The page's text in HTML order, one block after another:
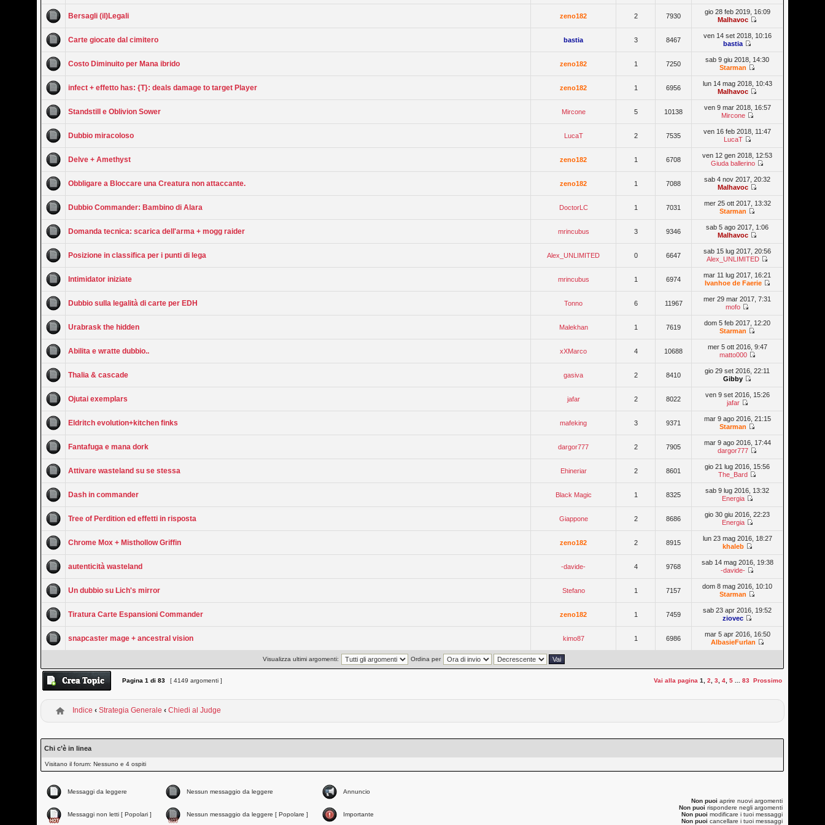
Bersagli (il)Legali zeno182 2 7930
gio 28 feb 2019, 16:09
Malhavoc
Carte giocate dal cimitero bastia 3 8467
ven 14 set 2018, 10:16
bastia
Costo Diminuito per Mana ibrido zeno182 1 7250
sab 9 giu 2018, 14:30
Starman
infect + effetto has: {T}: deals damage to target Player zeno182 1 6956
lun 14 mag 2018, 10:43
Malhavoc
Standstill e Oblivion Sower Mircone 5 10138
ven 9 mar 2018, 16:57
Mircone
Dubbio miracoloso LucaT 2 7535
ven 16 feb 2018, 11:47
LucaT
Delve + Amethyst zeno182 1 6708
ven 12 gen 2018, 12:53
Giuda ballerino
Obbligare a Bloccare una Creatura non attaccante. zeno182 1 7088
sab 4 nov 2017, 20:32
Malhavoc
Dubbio Commander: Bambino di Alara DoctorLC 1 7031
mer 25 ott 2017, 13:32
Starman
Domanda tecnica: scarica dell'arma + mogg raider mrincubus 3 9346
sab 5 ago 2017, 1:06
Malhavoc
Posizione in classifica per i punti di lega Alex_UNLIMITED 0 6647
sab 15 lug 2017, 20:56
Alex_UNLIMITED
Intimidator iniziate mrincubus 1 6974
mar 11 lug 2017, 16:21
Ivanhoe de Faerie
Dubbio sulla legalità di carte per EDH Tonno 6 11967
mer 29 mar 2017, 7:31
mofo
Urabrask the hidden Malekhan 1 7619
dom 5 feb 2017, 12:20
Starman
Abilita e wratte dubbio.. xXMarco 4 10688
mer 5 ott 2016, 9:47
matto000
Thalia & cascade gasiva 2 8410
gio 29 set 2016, 22:11
Gibby
Ojutai exemplars jafar 2 8022
ven 9 set 2016, 15:26
jafar
Eldritch evolution+kitchen finks mafeking 3 9371
mar 9 ago 2016, 21:15
Starman
Fantafuga e mana dork dargor777 2 7905
mar 9 ago 2016, 17:44
dargor777
Attivare wasteland su se stessa Ehineriar 2 8601
gio 21 lug 2016, 15:56
The_Bard
Dash in commander Black Magic 1 8325
sab 9 lug 2016, 13:32
Energia
Tree of Perdition ed effetti in risposta Giappone 2 8686
gio 30 giu 2016, 22:23
Energia
Chrome Mox + Misthollow Griffin zeno182 2 8915
lun 23 mag 2016, 18:27
khaleb
autenticità wasteland -davide- 4 9768
sab 14 mag 2016, 19:38
-davide-
Un dubbio su Lich's mirror Stefano 1 7157
dom 8 mag 2016, 10:10
Starman
Tiratura Carte Espansioni Commander zeno182 1 7459
sab 23 apr 2016, 19:52
ziovec
snapcaster mage + ancestral vision kimo87 1 6986
mar 5 apr 2016, 16:50
AlbasieFurlan
Visualizza ultimi argomenti: Ordina per
Pagina1 di83 [ 4149 argomenti ] Vai alla pagina 1 ,2 ,3 ,4 ,5 ...83 Prossimo
Indice ‹ Strategia Generale ‹ Chiedi al Judge
Chi c’è in linea
Visitano il forum: Nessuno e 4 ospiti
Messaggi da leggere Nessun messaggio da leggere Annuncio
Messaggi non letti [ Popolari ] Nessun messaggio da leggere [ Popolare ] Importante
Non puoi aprire nuovi argomenti
Non puoi rispondere negli argomenti
Non puoi modificare i tuoi messaggi
Non puoi cancellare i tuoi messaggi